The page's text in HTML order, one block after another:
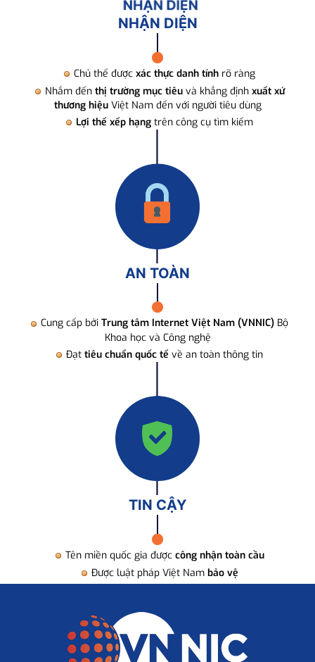
NHẬN DIỆN
Chủ thể được xác thực danh tính rõ ràng
Nhắm đến thị trường mục tiêuvà khẳng định xuất xứ
thương hiệuViệt Nam đến với người tiêu dùng
Lợi thế xếp hạng trên công cụ tìm kiếm
AN TOÀN
Cung cấp bởi Trung tâm Internet Việt Nam (VNNIC) Bộ
Khoa học và Công nghệ
Đạt tiêu chuẩn quốc tế về an toàn thông tin
TIN CẬY
Tên miền quốc gia được công nhận toàn cầu
Được luật pháp Việt Nam bảo vệ